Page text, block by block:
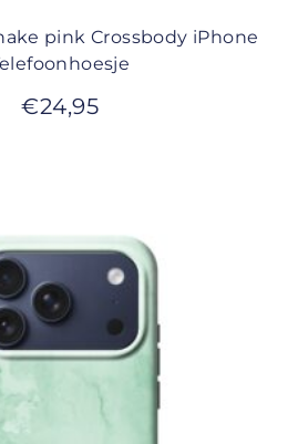
pink Crossbody iPhone
€24,95